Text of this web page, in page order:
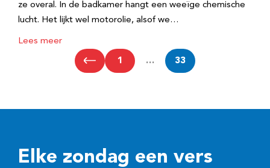
ze overal. In de badkamer hangt een weeïge chemische
lucht. Het lijkt wel motorolie, alsof we…
Lees meer
1 … 33
Elke zondag een vers